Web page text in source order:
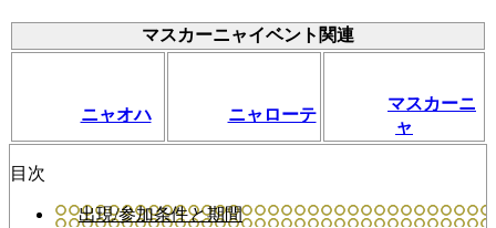
マスカーニャイベント関連
ニャオハ ニャローテ
マスカーニ
ャ
目次
出現/参加条件と期間